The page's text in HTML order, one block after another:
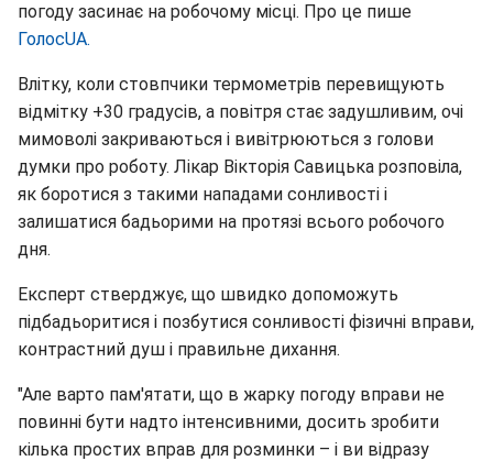
погоду засинає на робочому місці. Про це пише
ГолосUA.
Влітку, коли стовпчики термометрів перевищують
відмітку +30 градусів, а повітря стає задушливим, очі
мимоволі закриваються і вивітрюються з голови
думки про роботу. Лікар Вікторія Савицька розповіла,
як боротися з такими нападами сонливості і
залишатися бадьорими на протязі всього робочого
дня.
Експерт стверджує, що швидко допоможуть
підбадьоритися і позбутися сонливості фізичні вправи,
контрастний душ і правильне дихання.
"Але варто пам'ятати, що в жарку погоду вправи не
повинні бути надто інтенсивними, досить зробити
кілька простих вправ для розминки – і ви відразу